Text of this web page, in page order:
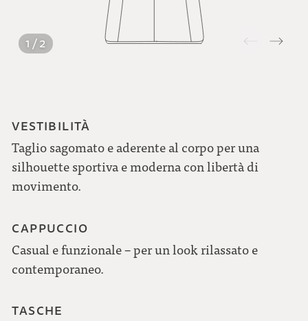
1 / 2
VESTIBILITÀ
Taglio sagomato e aderente al corpo per una
silhouette sportiva e moderna con libertà di
movimento.
CAPPUCCIO
Casual e funzionale – per un look rilassato e
contemporaneo.
TASCHE